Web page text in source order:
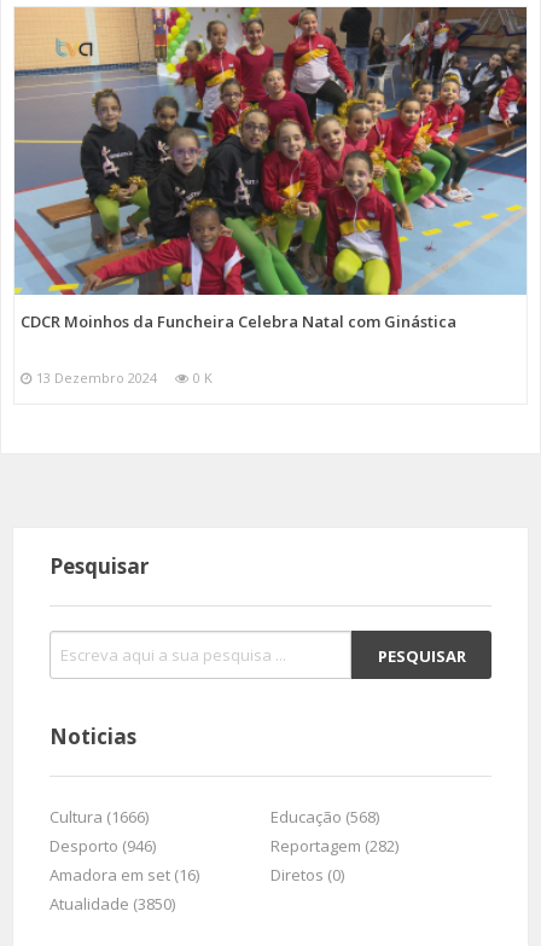
CDCR Moinhos da Funcheira Celebra Natal com Ginástica
13 Dezembro 2024 0 K
Pesquisar
Noticias
Cultura (1666)
Educação (568)
Desporto (946)
Reportagem (282)
Amadora em set (16)
Diretos (0)
Atualidade (3850)